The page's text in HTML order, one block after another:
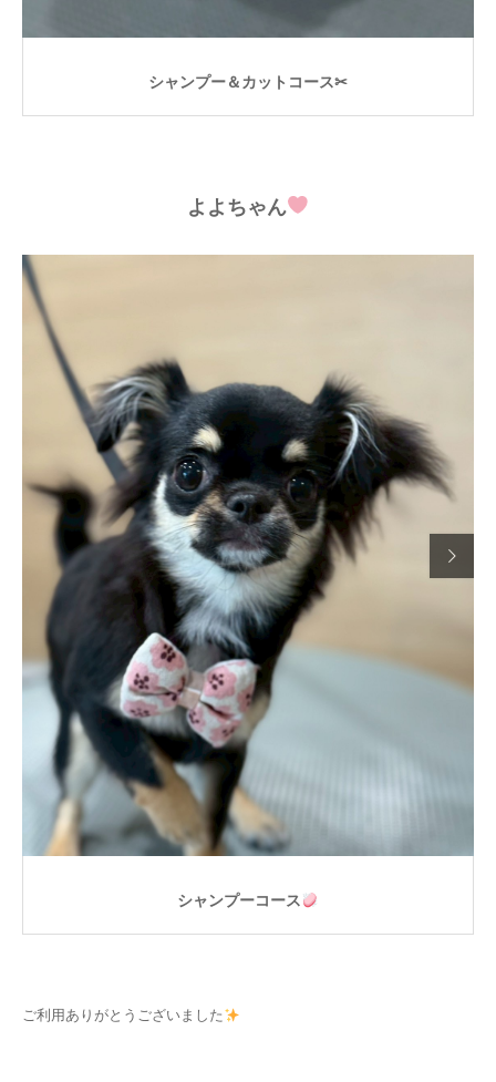
シャンプー＆カットコース✂
よよちゃん

シャンプーコース
ご利用ありがとうございました